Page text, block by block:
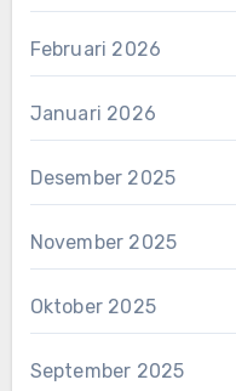
Februari 2026
Januari 2026
Desember 2025
November 2025
Oktober 2025
September 2025